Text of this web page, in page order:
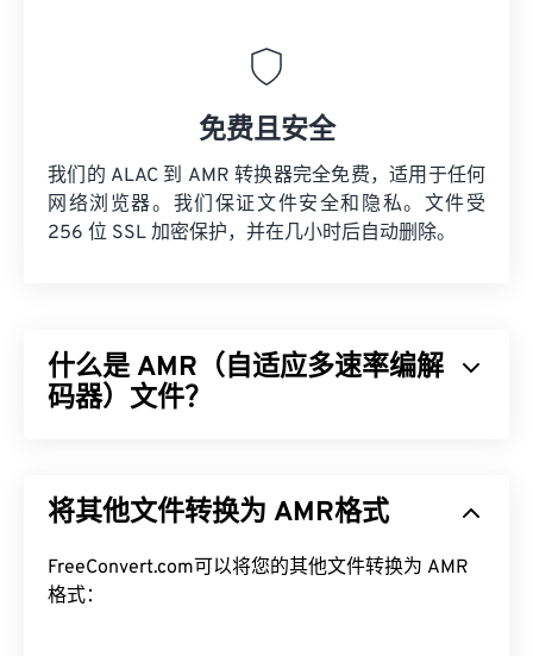
免费且安全
我们的 ALAC 到 AMR 转换器完全免费，适用于任何
网络浏览器。我们保证文件安全和隐私。文件受
256 位 SSL 加密保护，并在几小时后自动删除。
什么是 AMR（自适应多速率编解
码器）文件？
此非常适合语音录制和广播。它常用于全球移动通信
如何打开 AMR 文件？
将其他文件转换为 AMR格式
FreeConvert.com可以将您的其他文件转换为 AMR
格式：